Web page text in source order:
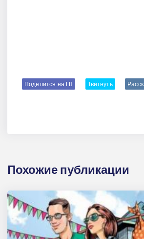
Поделится на FB Твитнуть
Похожие публикации